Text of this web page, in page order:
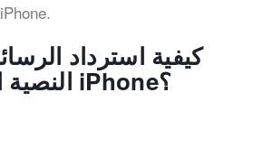
النصية المحذوفة على iPhone.
النصية المحذوفة على iPhone؟